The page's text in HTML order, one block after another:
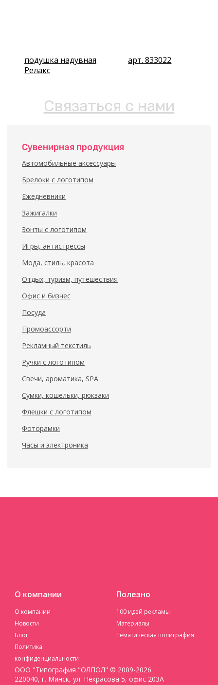
подушка надувная
Релакс
арт. 833022
Связаться с нами
Сувенирная продукция
Автомобильные аксессуары
Брелоки с логотипом
Ежедневники
Зажигалки
Зонты с логотипом
Игры, антистрессы
Мода, стиль, красота
Отдых, туризм, путешествия
Офис и бизнес
Посуда
Промоассорти
Рекламный текстиль
Ручки с логотипом
Свечи, ароматика, SPA
Сумки, кошельки, рюкзаки
Флешки с логотипом
Фоторамки
Часы и электроника
О компании
О компании
Новости
Блог
Политика
конфиденциальности
Полезно
100 идей рекламы
Материалы
Тематическая полиграфия
ООО "Типография "ОЛПОЛ" © 2009-2026
220040, г. Минск, ул. Некрасова 5, офис 203А